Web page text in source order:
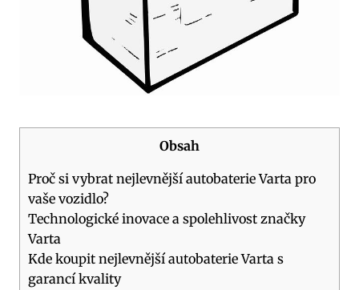
Obsah
Proč si vybrat nejlevnější autobaterie‌ Varta pro
vaše vozidlo?
Technologické inovace a spolehlivost značky‌
Varta
Kde koupit nejlevnější autobaterie Varta s⁣
garancí kvality